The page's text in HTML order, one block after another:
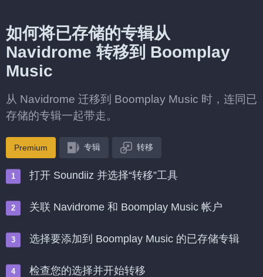
如何将已存储的专辑从
Navidrome 转移到 Boomplay
Music
从 Navidrome 迁移到 Boomplay Music 时，连同已
存储的专辑一起带走。
Premium 专辑 转移
打开 Soundiiz 并选择“转移”工具
关联 Navidrome 和 Boomplay Music 帐户
选择要添加到 Boomplay Music 的已存储专辑
检查您的选择并开始转移